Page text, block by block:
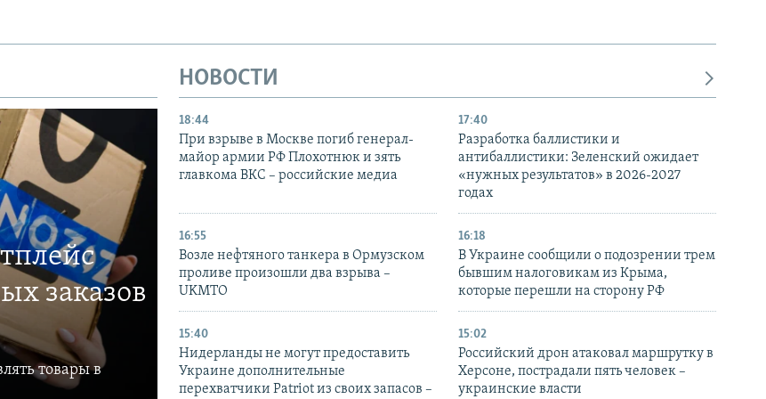
заказов
товары в
НОВОСТИ
18:44
При взрыве в Москве погиб генерал-
майор армии РФ Плохотнюк и зять
главкома ВКС – российские медиа
17:40
Разработка баллистики и
антибаллистики: Зеленский ожидает
«нужных результатов» в 2026-2027
годах
16:55
Возле нефтяного танкера в Ормузском
проливе произошли два взрыва –
UKMTO
16:18
В Украине сообщили о подозрении трем
бывшим налоговикам из Крыма,
которые перешли на сторону РФ
15:40
Нидерланды не могут предоставить
Украине дополнительные
перехватчики Patriot из своих запасов –
15:02
Российский дрон атаковал маршрутку в
Херсоне, пострадали пять человек –
украинские власти